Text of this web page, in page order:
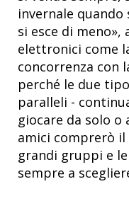
invernale quando
si esce di meno»,
elettronici come
concorrenza con
perché le due
paralleli -
giocare da solo o
amici comprerò
grandi gruppi e
sempre a